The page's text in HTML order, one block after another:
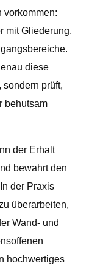
vorkommen:
mit Gliederung,
diese
prüft,
behutsam
der Erhalt
bewahrt den
der Praxis
überarbeiten,
Wand- und
hochwertiges